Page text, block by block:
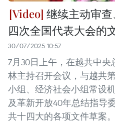
继续主动审
四次全国代表大会的
30/07/2025 10:57
7月30日上午，在越共中
林主持召开会议，与越共
小组、经济社会小组常设
及革新开放40年总结指导
共十四大的各项文件草案。